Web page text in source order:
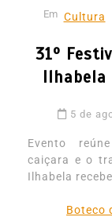
Em Cultura
31º
Ilhabela
5 de
Evento
caiçara e o
Ilhabela
Boteco